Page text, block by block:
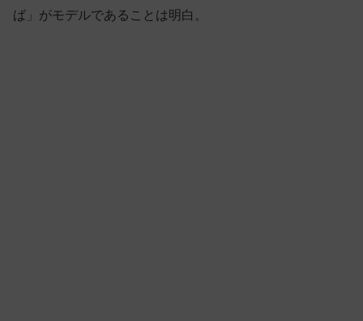
ば」がモデルであることは明白。